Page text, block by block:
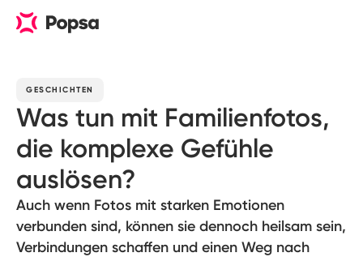
GESCHICHTEN
Was tun mit Familienfotos,
die komplexe Gefühle
auslösen?
Auch wenn Fotos mit starken Emotionen
verbunden sind, können sie dennoch heilsam sein,
Verbindungen schaffen und einen Weg nach